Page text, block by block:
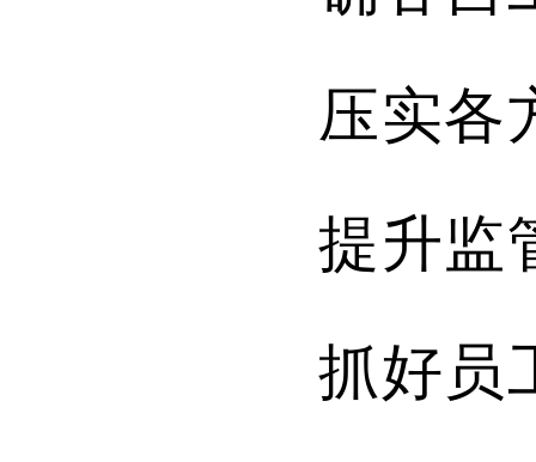
压实各
提升监
抓好员